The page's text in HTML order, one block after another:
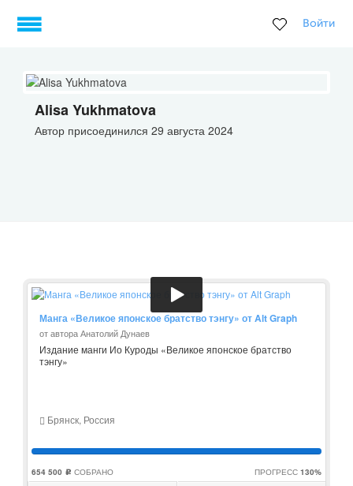
Войти
Alisa Yukhmatova
Автор присоединился 29 августа 2024
Манга «Великое японское братство тэнгу» от Alt Graph
от автора Анатолий Дунаев
Издание манги Ио Куроды «Великое японское братство
тэнгу»
Брянск, Россия
654 500 c СОБРАНО ПРОГРЕСС 130%